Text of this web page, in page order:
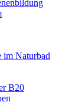
im Naturbad
B20